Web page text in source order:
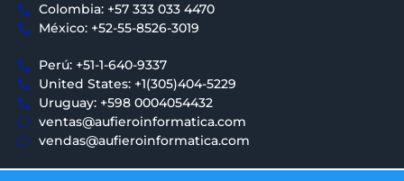
Colombia: +57 333 033 4470
México: +52-55-8526-3019
Perú: +51-1-640-9337
United States: +1(305)404-5229
Uruguay: +598 0004054432
ventas@aufieroinformatica.com
vendas@aufieroinformatica.com